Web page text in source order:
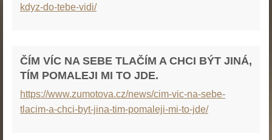
kdyz-do-tebe-vidi/
ČÍM VÍC NA SEBE TLAČÍM A CHCI BÝT JINÁ,
TÍM POMALEJI MI TO JDE.
https://www.zumotova.cz/news/cim-vic-na-sebe-
tlacim-a-chci-byt-jina-tim-pomaleji-mi-to-jde/